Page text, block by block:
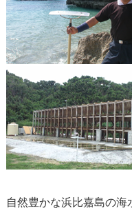
自然豊かな浜比嘉島の